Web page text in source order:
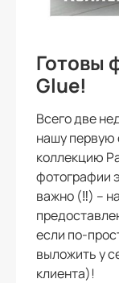
Готовы
Glue!
Всего две
нашу первую
коллекцию
фотографии
важно (‼️) –
если по-
выложить у
клиента)!